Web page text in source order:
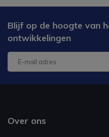
Blijf op de hoogte van
ontwikkelingen
Over ons